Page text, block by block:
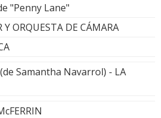
"Penny Lane"
Y ORQUESTA DE CÁMARA
Samantha Navarrol) - LA